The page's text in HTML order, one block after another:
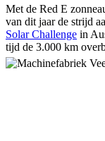
Met de Red E
van dit jaar de strijd
Solar Challenge in
tijd de 3.000 km